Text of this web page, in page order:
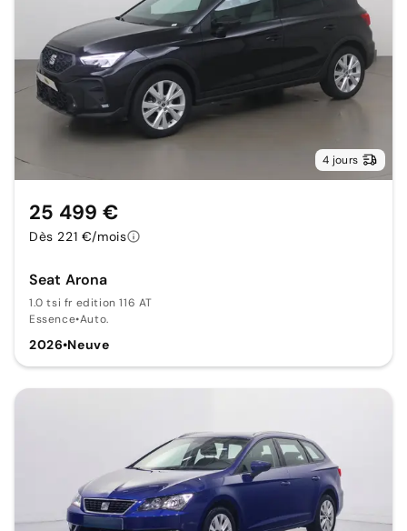
4 jours
Seat Arona
1.0 tsi fr edition 116 AT
Essence•Auto.
2026•Neuve
25 499 €
Dès 221 €/mois